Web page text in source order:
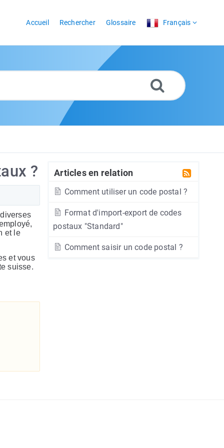
Accueil Rechercher Glossaire Français
Articles en relation
Comment utiliser un code postal ?
Format d'import-export de codes
postaux "Standard"
Comment saisir un code postal ?
?
et le
et vous
suisse.